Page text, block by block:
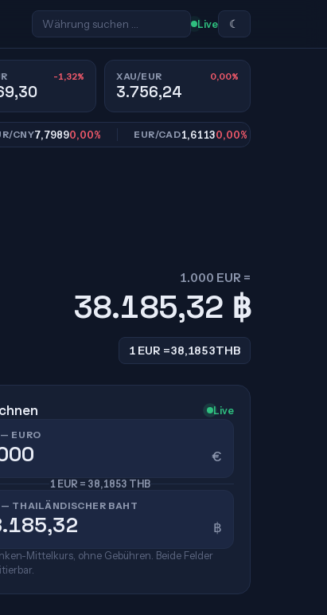
Live ☾
-1,32% XAU/EUR 0,00%
3.756,24
7,79890,00% EUR/CAD1,61130,00%
1.000 EUR =
38.185,32 ฿
1 EUR =38,1853THB
Live
— EURO
€
1 EUR = 38,1853 THB
— THAILÄNDISCHER BAHT
฿
Mittelkurs, ohne Gebühren. Beide Felder